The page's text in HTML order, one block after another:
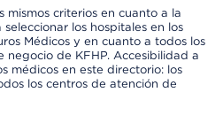
mismos criterios en cuanto a la
los hospitales en los
Médicos y en cuanto a todos los
negocio de KFHP. Accesibilidad a
médicos en este directorio: los
los centros de atención de